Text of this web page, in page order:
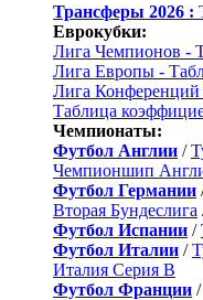
Трансферы 2026 :
Еврокубки:
Лига Чемпионов -
Лига Европы -
Лига Конференций
Таблица
Чемпионаты:
Футбол Англии /
Чемпионшип
Футбол Германии
Вторая Бундеслига
Футбол Испании /
Футбол Италии /
Италия Серия B
Футбол Франции /